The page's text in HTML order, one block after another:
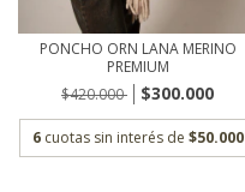
PONCHO ORN LANA MERINO
PREMIUM
$420.000
$300.000
6 cuotas sin interés de $50.000